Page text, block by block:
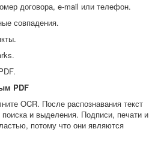
договора, e-mail или телефон.
совпадения.
PDF
OCR. После распознавания текст
и выделения. Подписи, печати и
потому что они являются